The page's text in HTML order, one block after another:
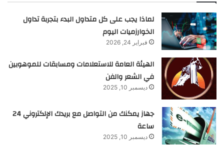
لماذا يجب على كل متداول البدء بتجربة تداول
الخوارزميات اليوم
فبراير 24, 2026
الهيئة العامة للاستعلامات ومسابقات للموهوبين
في الشعر والفن
ديسمبر 10, 2025
جهاز يمكنك من التواصل مع بريدك الإلكتروني 24
ساعة
ديسمبر 10, 2025